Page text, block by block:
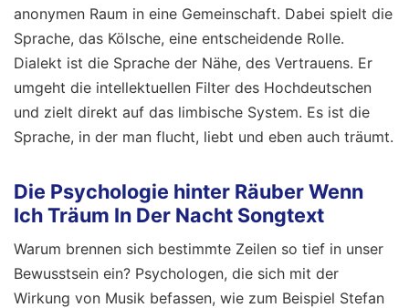
anonymen Raum in eine Gemeinschaft. Dabei spielt die
Sprache, das Kölsche, eine entscheidende Rolle.
Dialekt ist die Sprache der Nähe, des Vertrauens. Er
umgeht die intellektuellen Filter des Hochdeutschen
und zielt direkt auf das limbische System. Es ist die
Sprache, in der man flucht, liebt und eben auch träumt.
Die Psychologie hinter Räuber Wenn
Ich Träum In Der Nacht Songtext
Warum brennen sich bestimmte Zeilen so tief in unser
Bewusstsein ein? Psychologen, die sich mit der
Wirkung von Musik befassen, wie zum Beispiel Stefan